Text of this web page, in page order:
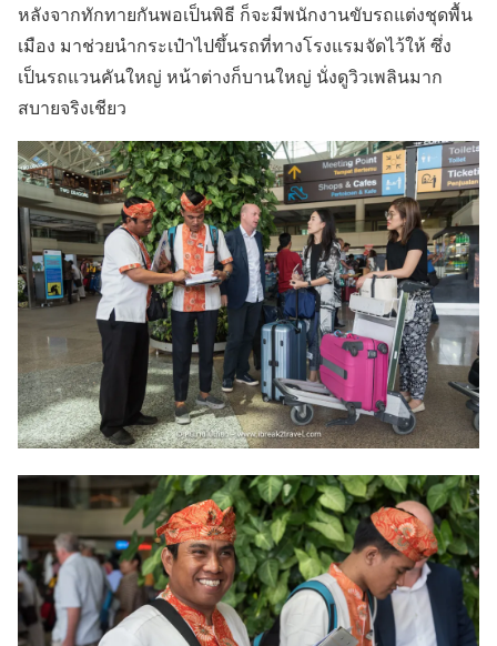
หลังจากทักทายกันพอเป็นพิธี ก็จะมีพนักงานขับรถแต่งชุดพื้น
เมือง มาช่วยนำกระเป๋าไปขึ้นรถที่ทางโรงแรมจัดไว้ให้ ซึ่ง
เป็นรถแวนคันใหญ่ หน้าต่างก็บานใหญ่ นั่งดูวิวเพลินมาก
สบายจริงเชียว